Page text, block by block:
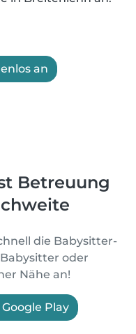
an
Betreuung
die Babysitter-
oder
Nähe an!
Google Play